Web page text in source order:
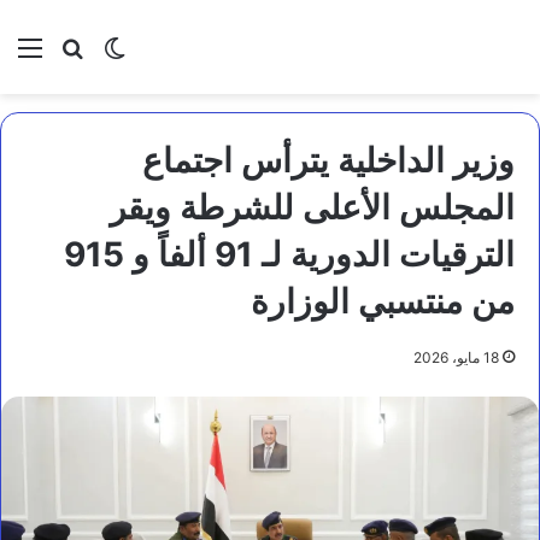
بحثالوضع
وزير الداخلية يترأس اجتماع
المجلس الأعلى للشرطة ويقر
الترقيات الدورية لـ 91 ألفاً و 915
من منتسبي الوزارة
18 مايو، 2026